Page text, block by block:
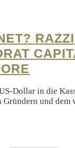
Dollar in die
und dem